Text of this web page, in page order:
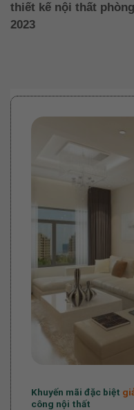
thiết kế nội thất
2023
Khuyến mãi đặc biệt
công nội thất